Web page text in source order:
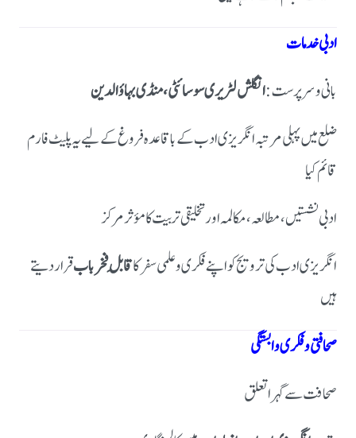
ادبی خدمات
بانی و سرپرست:انگلش لٹریری سوسائٹی، منڈی بہاؤالدین
ضلع میں پہلی مرتبہ انگریزی ادب کے باقاعدہ فروغ کے لیے یہ پلیٹ فارم
قائم کیا
ادبی نشستیں، مطالعہ، مکالمہ اور تخلیقی تربیت کا مؤثر مرکز
انگریزی ادب کی ترویج کو اپنے فکری و علمی سفر کاقابلِ فخر بابقرار دیتے
ہیں
صحافتی و فکری وابستگی
صحافت سے گہرا تعلق